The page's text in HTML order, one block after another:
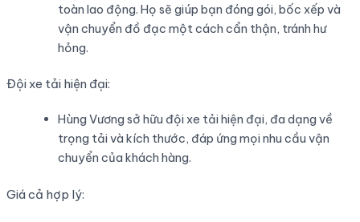
toàn lao động. Họ sẽ giúp bạn đóng gói, bốc xếp và
vận chuyển đồ đạc một cách cẩn thận, tránh hư
hỏng.
Đội xe tải hiện đại:
Hùng Vương sở hữu đội xe tải hiện đại, đa dạng về
trọng tải và kích thước, đáp ứng mọi nhu cầu vận
chuyển của khách hàng.
Giá cả hợp lý: